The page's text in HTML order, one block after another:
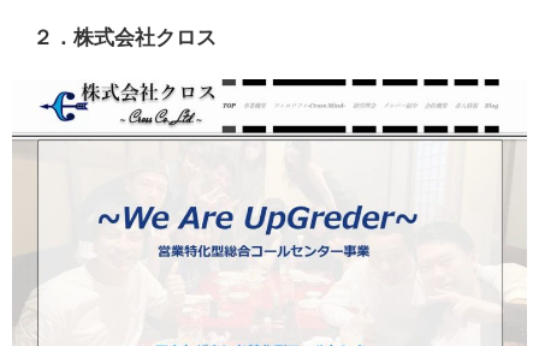
２．株式会社クロス